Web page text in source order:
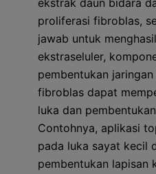
ekstrak daun bidara
proliferasi fibroblas,
jawab untuk
ekstraseluler,
pembentukan
fibroblas dapat
luka dan
Contohnya, aplikasi
pada luka sayat kecil
pembentukan lapisan